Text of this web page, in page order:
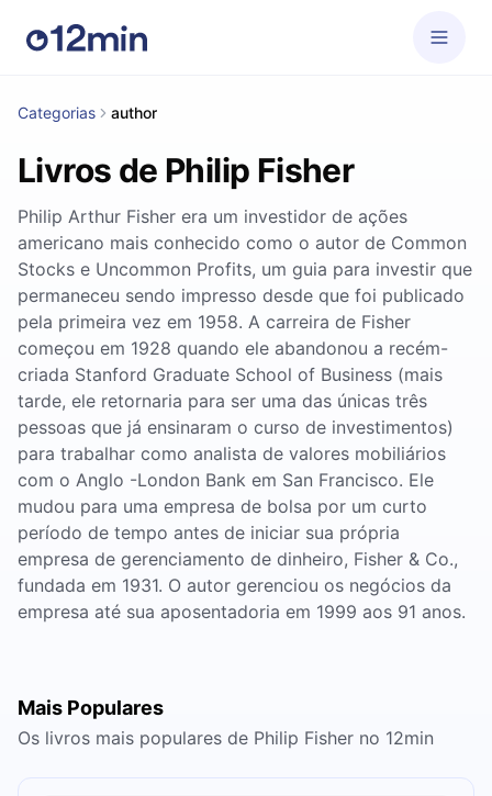
Categorias author
Livros de Philip Fisher
Philip Arthur Fisher era um investidor de ações
americano mais conhecido como o autor de Common
Stocks e Uncommon Profits, um guia para investir que
permaneceu sendo impresso desde que foi publicado
pela primeira vez em 1958. A carreira de Fisher
começou em 1928 quando ele abandonou a recém-
criada Stanford Graduate School of Business (mais
tarde, ele retornaria para ser uma das únicas três
pessoas que já ensinaram o curso de investimentos)
para trabalhar como analista de valores mobiliários
com o Anglo -London Bank em San Francisco. Ele
mudou para uma empresa de bolsa por um curto
período de tempo antes de iniciar sua própria
empresa de gerenciamento de dinheiro, Fisher & Co.,
fundada em 1931. O autor gerenciou os negócios da
empresa até sua aposentadoria em 1999 aos 91 anos.
Mais Populares
Os livros mais populares de Philip Fisher no 12min